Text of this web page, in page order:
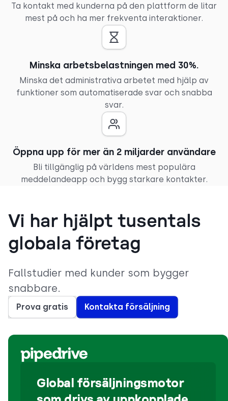
Ta kontakt med kunderna på den plattform de litar
mest på och ha mer frekventa interaktioner.
Minska arbetsbelastningen med 30%.
Minska det administrativa arbetet med hjälp av
funktioner som automatiserade svar och snabba
svar.
Öppna upp för mer än 2 miljarder användare
Bli tillgänglig på världens mest populära
meddelandeapp och bygg starkare kontakter.
Vi har hjälpt tusentals
globala företag
Fallstudier med kunder som bygger
snabbare.
Prova gratis Kontakta försäljning
Global försäljningsmotor